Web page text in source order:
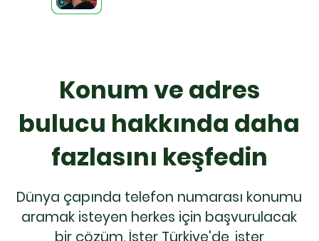
Konum ve adres
bulucu hakkında daha
fazlasını keşfedin
Dünya çapında telefon numarası konumu
aramak isteyen herkes için başvurulacak